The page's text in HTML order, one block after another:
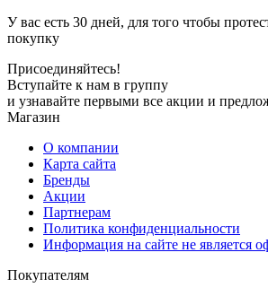
У вас есть 30 дней, для того чтобы
покупку
Присоединяйтесь!
Вступайте к нам в группу
и узнавайте первыми все акции и
Магазин
О компании
Карта сайта
Бренды
Акции
Партнерам
Политика конфиденциальности
Информация на сайте не является
Покупателям